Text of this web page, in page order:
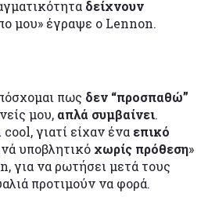
δείχνουν
μου» έγραψε ο Lennon.
πως δεν “προσπαθώ”
μου, απλά συμβαίνει.
γιατί είχαν ένα επικό
υποβλητικό χωρίς πρόθεση»
για να ρωτήσει μετά τους
προτιμούν να φορά.